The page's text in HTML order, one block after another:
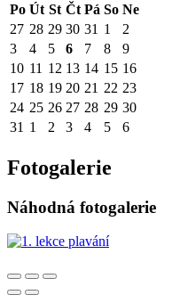
Po Út St Čt Pá So Ne
27 28 29 30 31 1
2
3
4 5 6 7 8
9
10 11 12 13 14 15 16
17 18 19 20 21 22 23
24 25 26 27 28 29 30
31 1 2 3 4 5 6
Fotogalerie
Náhodná fotogalerie